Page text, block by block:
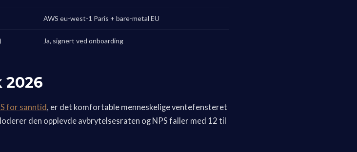
AWS eu-west-1 Paris + bare-metal EU
Ja, signert ved onboarding
2026
for sanntid, er det komfortable menneskelige ventefensteret
den opplevde avbrytelsesraten og NPS faller med 12 til